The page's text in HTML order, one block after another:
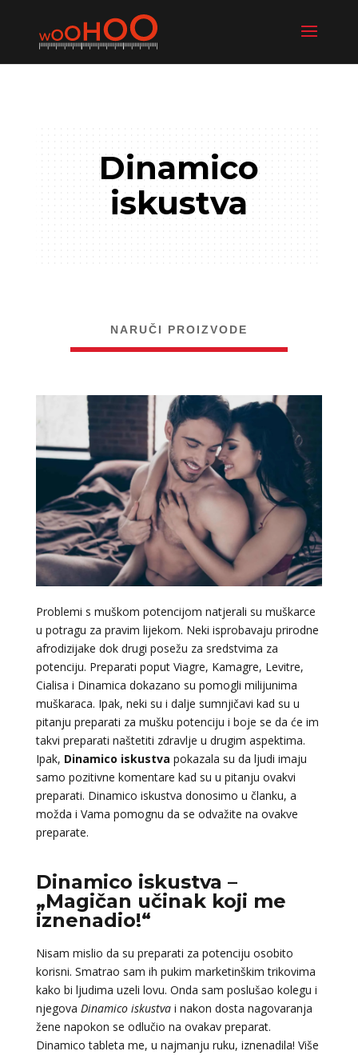
Dinamico
iskustva
NARUČI PROIZVODE
Problemi s muškom potencijom natjerali su muškarce
u potragu za pravim lijekom. Neki isprobavaju prirodne
afrodizijake dok drugi posežu za sredstvima za
potenciju. Preparati poput Viagre, Kamagre, Levitre,
Cialisa i Dinamica dokazano su pomogli milijunima
muškaraca. Ipak, neki su i dalje sumnjičavi kad su u
pitanju preparati za mušku potenciju i boje se da će im
takvi preparati naštetiti zdravlje u drugim aspektima.
Ipak, Dinamico iskustva pokazala su da ljudi imaju
samo pozitivne komentare kad su u pitanju ovakvi
preparati. Dinamico iskustva donosimo u članku, a
možda i Vama pomognu da se odvažite na ovakve
preparate.
Dinamico iskustva –
„Magičan učinak koji me
iznenadio!“
Nisam mislio da su preparati za potenciju osobito
korisni. Smatrao sam ih pukim marketinškim trikovima
kako bi ljudima uzeli lovu. Onda sam poslušao kolegu i
njegova Dinamico iskustvai nakon dosta nagovaranja
žene napokon se odlučio na ovakav preparat.
Dinamico tableta me, u najmanju ruku, iznenadila! Više